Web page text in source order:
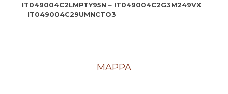
IT049004C2LMPTY95N – IT049004C2G3M249VX
– IT049004C29UMNCTO3
MAPPA